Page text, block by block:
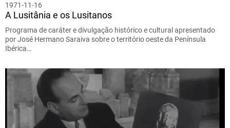
1971-11-16
A Lusitânia e os Lusitanos
Programa de caráter e divulgação histórico e cultural apresentado
por José Hermano Saraiva sobre o território oeste da Península
Ibérica…